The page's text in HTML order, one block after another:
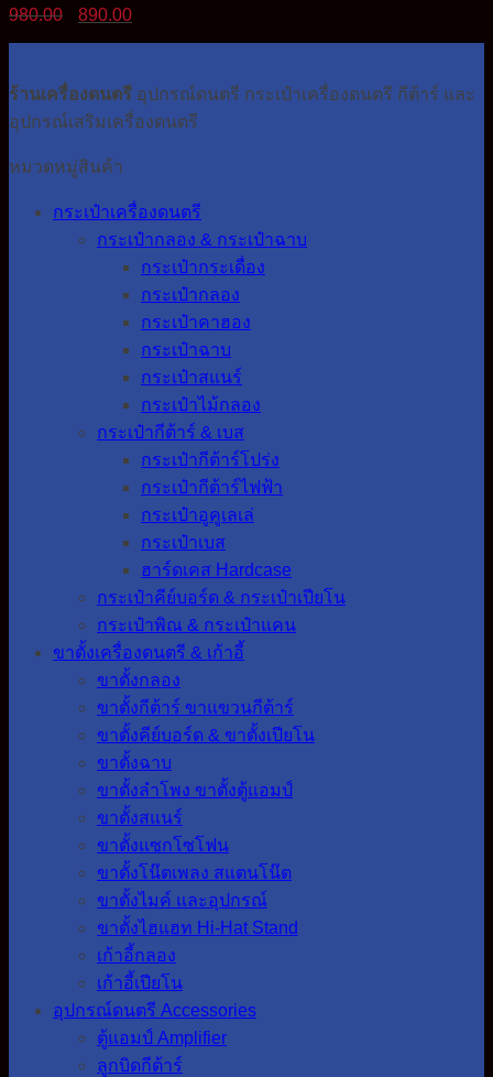
980.00
Original
890.00
ร้านเครื่องดนตรี อุปกรณ์ดนตรี กระเป๋าเครื่องดนตรี กีต้าร์ และ
อุปกรณ์เสริมเครื่องดนตรี
หมวดหมู่สินค้า
กระเป๋าเครื่องดนตรี
กระเป๋ากลอง & กระเป๋าฉาบ
กระเป๋ากระเดื่อง
กระเป๋ากลอง
กระเป๋าคาฮอง
กระเป๋าฉาบ
กระเป๋าสแนร์
กระเป๋าไม้กลอง
กระเป๋ากีต้าร์ & เบส
กระเป๋ากีต้าร์โปร่ง
กระเป๋ากีต้าร์ไฟฟ้า
กระเป๋าอูคูเลเล่
กระเป๋าเบส
ฮาร์ดเคส Hardcase
กระเป๋าคีย์บอร์ด & กระเป๋าเปียโน
กระเป๋าพิณ & กระเป๋าแคน
ขาตั้งเครื่องดนตรี & เก้าอี้
ขาตั้งกลอง
ขาตั้งกีต้าร์ ขาแขวนกีต้าร์
ขาตั้งคีย์บอร์ด & ขาตั้งเปียโน
ขาตั้งฉาบ
ขาตั้งลำโพง ขาตั้งตู้แอมป์
ขาตั้งสแนร์
ขาตั้งแซกโซโฟน
ขาตั้งโน๊ตเพลง สแตนโน๊ต
ขาตั้งไมค์ และอุปกรณ์
ขาตั้งไฮแฮท Hi-Hat Stand
เก้าอี้กลอง
เก้าอี้เปียโน
อุปกรณ์ดนตรี Accessories
ตู้แอมป์ Amplifier
ลูกบิดกีต้าร์